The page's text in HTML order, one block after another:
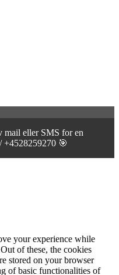
mail eller SMS for en
+4528259270 🎯
your experience while
of these, the cookies
stored on your browser
of basic functionalities of